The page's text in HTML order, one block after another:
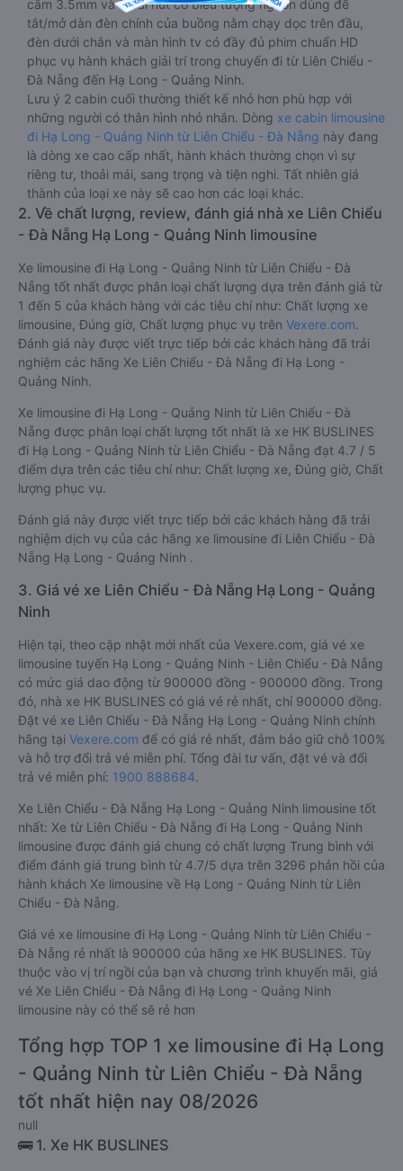
cắm 3.5mm và 3 cái nút có biểu tượng nguồn dùng để
tắt/mở dàn đèn chính của buồng nằm chạy dọc trên đầu,
đèn dưới chân và màn hình tv có đầy đủ phim chuẩn HD
phục vụ hành khách giải trí trong chuyến đi từ Liên Chiểu -
Đà Nẵng đến Hạ Long - Quảng Ninh.
Lưu ý 2 cabin cuối thường thiết kế nhỏ hơn phù hợp với
những người có thân hình nhỏ nhắn. Dòng xe cabin limousine
đi Hạ Long - Quảng Ninh từ Liên Chiểu - Đà Nẵng này đang
là dòng xe cao cấp nhất, hành khách thường chọn vì sự
riêng tư, thoải mái, sang trọng và tiện nghi. Tất nhiên giá
thành của loại xe này sẽ cao hơn các loại khác.
2. Về chất lượng, review, đánh giá nhà xe Liên Chiểu
- Đà Nẵng Hạ Long - Quảng Ninh limousine
Xe limousine đi Hạ Long - Quảng Ninh từ Liên Chiểu - Đà
Nẵng tốt nhất được phân loại chất lượng dựa trên đánh giá từ
1 đến 5 của khách hàng với các tiêu chí như: Chất lượng xe
limousine, Đúng giờ, Chất lượng phục vụ trên Vexere.com.
Đánh giá này được viết trực tiếp bởi các khách hàng đã trải
nghiệm các hãng Xe Liên Chiểu - Đà Nẵng đi Hạ Long -
Quảng Ninh.
Xe limousine đi Hạ Long - Quảng Ninh từ Liên Chiểu - Đà
Nẵng được phân loại chất lượng tốt nhất là xe HK BUSLINES
đi Hạ Long - Quảng Ninh từ Liên Chiểu - Đà Nẵng đạt 4.7 / 5
điểm dựa trên các tiêu chí như: Chất lượng xe, Đúng giờ, Chất
lượng phục vụ.
Đánh giá này được viết trực tiếp bởi các khách hàng đã trải
nghiệm dịch vụ của các hãng xe limousine đi Liên Chiểu - Đà
Nẵng Hạ Long - Quảng Ninh .
3. Giá vé xe Liên Chiểu - Đà Nẵng Hạ Long - Quảng
Ninh
Hiện tại, theo cập nhật mới nhất của Vexere.com, giá vé xe
limousine tuyến Hạ Long - Quảng Ninh - Liên Chiểu - Đà Nẵng
có mức giá dao động từ 900000 đồng - 900000 đồng. Trong
đó, nhà xe HK BUSLINES có giá vé rẻ nhất, chỉ 900000 đồng.
Đặt vé xe Liên Chiểu - Đà Nẵng Hạ Long - Quảng Ninh chính
hãng tại Vexere.com để có giá rẻ nhất, đảm bảo giữ chỗ 100%
và hỗ trợ đổi trả vé miễn phí. Tổng đài tư vấn, đặt vé và đổi
trả vé miễn phí: 1900 888684.
Xe Liên Chiểu - Đà Nẵng Hạ Long - Quảng Ninh limousine tốt
nhất: Xe từ Liên Chiểu - Đà Nẵng đi Hạ Long - Quảng Ninh
limousine được đánh giá chung có chất lượng Trung bình với
điểm đánh giá trung bình từ 4.7/5 dựa trên 3296 phản hồi của
hành khách Xe limousine về Hạ Long - Quảng Ninh từ Liên
Chiểu - Đà Nẵng.
Giá vé xe limousine đi Hạ Long - Quảng Ninh từ Liên Chiểu -
Đà Nẵng rẻ nhất là 900000 của hãng xe HK BUSLINES. Tùy
thuộc vào vị trí ngồi của bạn và chương trình khuyến mãi, giá
vé Xe Liên Chiểu - Đà Nẵng đi Hạ Long - Quảng Ninh
limousine này có thể sẽ rẻ hơn
Tổng hợp TOP 1 xe limousine đi Hạ Long
- Quảng Ninh từ Liên Chiểu - Đà Nẵng
tốt nhất hiện nay 08/2026
null
🚌 1. Xe HK BUSLINES